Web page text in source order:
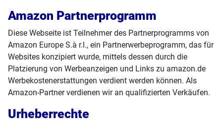
Amazon Partnerprogramm
Diese Webseite ist Teilnehmer des Partnerprogramms von
Amazon Europe S.à r.l., ein Partnerwerbeprogramm, das für
Websites konzipiert wurde, mittels dessen durch die
Platzierung von Werbeanzeigen und Links zu amazon.de
Werbekostenerstattungen verdient werden können. Als
Amazon-Partner verdienen wir an qualifizierten Verkäufen.
Urheberrechte